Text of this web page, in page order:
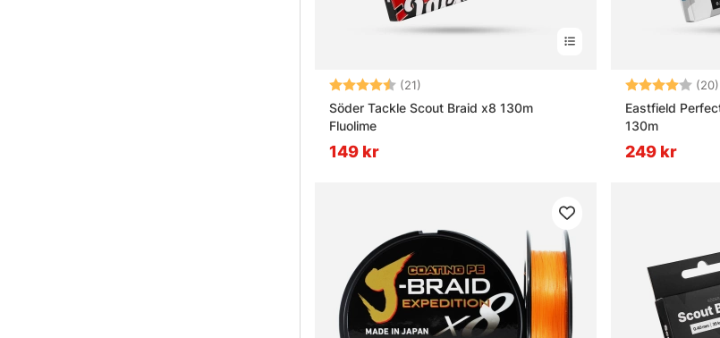
Vad är skillnaden mellan vanlig spole och bulkspole?
Betyg: (21)
Söder Tackle Scout Braid x8 130m
Fluolime
149 kr
Betyg: (20)
Eastfield
130m
249 kr